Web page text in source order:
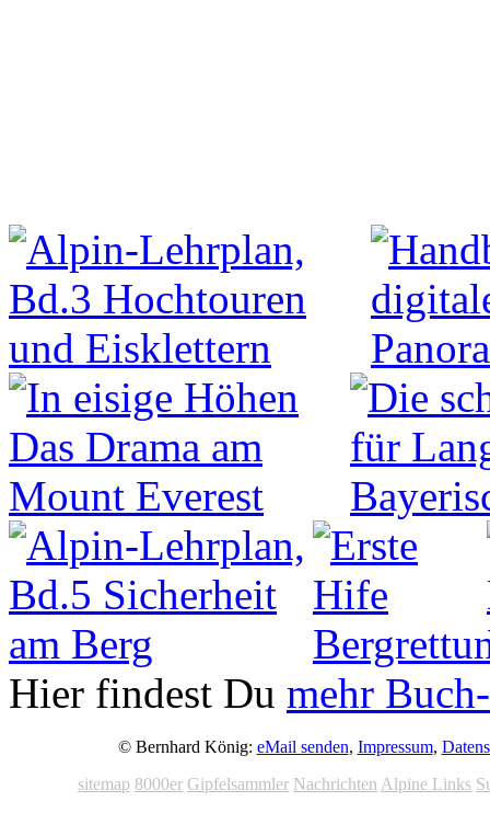
Hier findest Du mehr
© Bernhard König: eMail senden, Impressum,
sitemap 8000er Gipfelsammler Nachrichten Alpine Links